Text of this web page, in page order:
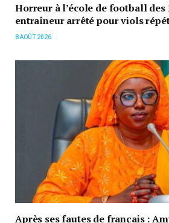
Horreur à l’école de football des
entraîneur arrêté pour viols
8 AOÛT 2026
Après ses fautes de français :